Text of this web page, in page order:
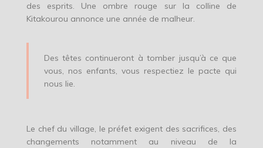
des esprits. Une ombre rouge sur la colline de
Kitakourou annonce une année de malheur.
Des têtes continueront à tomber jusqu’à ce que
vous, nos enfants, vous respectiez le pacte qui
nous lie.
Le chef du village, le préfet exigent des sacrifices, des
changements notamment au niveau de la